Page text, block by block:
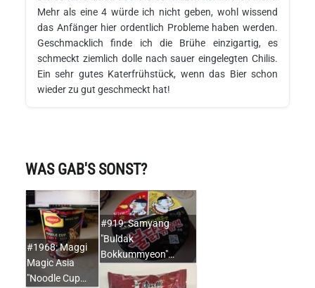
Mehr als eine 4 würde ich nicht geben, wohl wissend
das Anfänger hier ordentlich Probleme haben werden.
Geschmacklich finde ich die Brühe einzigartig, es
schmeckt ziemlich dolle nach sauer eingelegten Chilis.
Ein sehr gutes Katerfrühstück, wenn das Bier schon
wieder zu gut geschmeckt hat!
WAS GAB'S SONST?
#1968: Maggi
Magic Asia
"Noodle Cup…
#919: Samyang
"Buldak
Bokkummyeon"…